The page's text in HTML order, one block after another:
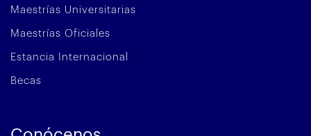
Maestrías Universitarias
Maestrías Oficiales
Estancia Internacional
Becas